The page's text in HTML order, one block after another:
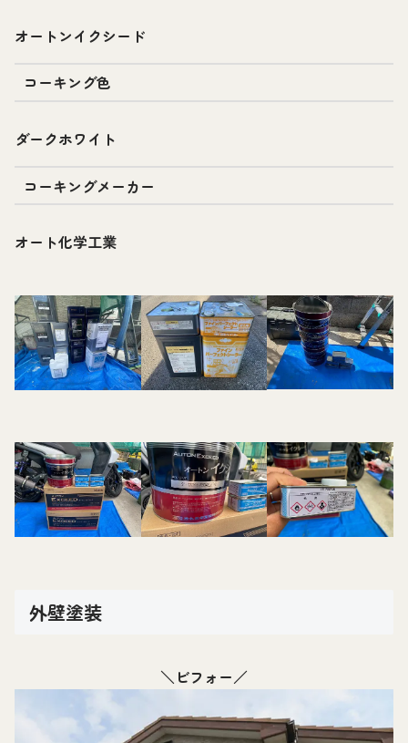
オートンイクシード
コーキング色
ダークホワイト
コーキングメーカー
オート化学工業
外壁塗装
＼ビフォー／